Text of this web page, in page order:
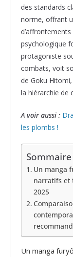
des standards
norme, offrant
psychologique
protagoniste
combats, voit
de Goku
la hiérarchie de
A voir aussi :
les plombs !
Sommaire
Un manga
narratifs et
2025
Un manga